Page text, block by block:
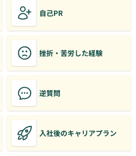
自己PR
挫折・苦労した経験
逆質問
入社後のキャリアプラン